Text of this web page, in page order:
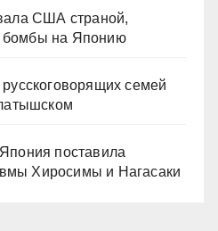
США страной,
бомбы на Японию
семей
поставила
Хиросимы и Нагасаки